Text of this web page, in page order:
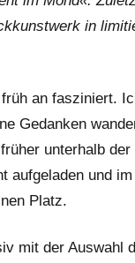
in
an fasziniert.
Gedanken
unterhalb
aufgeladen und
Platz.
mit der Auswahl